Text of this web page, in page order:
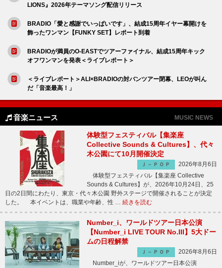
LIONS』2026年テーマソング配信リリース
BRADIO「愛と感謝でいっぱいです」、結成15周年イヤー幕開けを
飾ったワンマン【FUNKY SET】レポート到着
BRADIOが満員のO-EASTでツアーファイナル、結成15周年キック
オフワンマンを発表＜ライブレポート＞
＜ライブレポート＞ALI×BRADIOの対バンツアー閉幕、LEOが叫ん
だ「音楽最高！」
音楽ニュース MUSIC NEWS
体験型フェスティバル【集楽座
Collective Sounds & Cultures】、代々
木公園にて10月開催決定
Ｊ－ＰＯＰ
2026年8月6日
体験型フェスティバル【集楽座 Collective
Sounds & Cultures】が、2026年10月24日、25
日の2日間にわたり、東京・代々木公園 野外ステージで開催されることが決定
した。 本イベントは、職業や年齢、性 … 続きを読む
Number_i、ワールドツアー日本公演
【Number_i LIVE TOUR No.III】5大ドー
ムの日程解禁
Ｊ－ＰＯＰ
2026年8月6日
Number_iが、ワールドツアー日本公演